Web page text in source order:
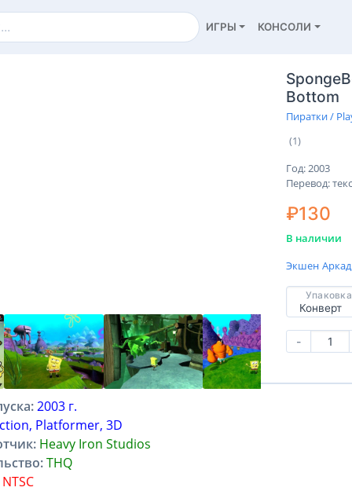
ИГРЫ КОНСОЛИ
Bottom
Пиратки /
(1)
Год: 2003
Перевод:
₽130
В наличии
Экшен
Упаковка
-
Характеристики Отзывы
2003 г.
Platformer, 3D
Heavy Iron Studios
THQ
NTSC